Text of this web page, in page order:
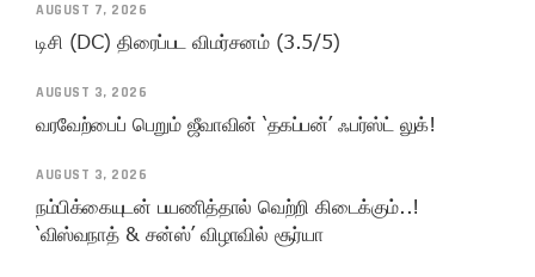
AUGUST 7, 2026
டிசி (DC) திரைப்பட விமர்சனம் (3.5/5)
AUGUST 3, 2026
வரவேற்பைப் பெறும் ஜீவாவின் ‘தகப்பன்’ ஃபர்ஸ்ட் லுக்!
AUGUST 3, 2026
நம்பிக்கையுடன் பயணித்தால் வெற்றி கிடைக்கும்..!
‘விஸ்வநாத் & சன்ஸ்’ விழாவில் சூர்யா